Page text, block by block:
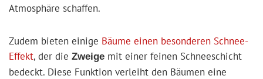
Atmosphäre schaffen.
Zudem bieten einige Bäume einen besonderen Schnee-
Effekt, der die Zweige mit einer feinen Schneeschicht
bedeckt. Diese Funktion verleiht den Bäumen eine